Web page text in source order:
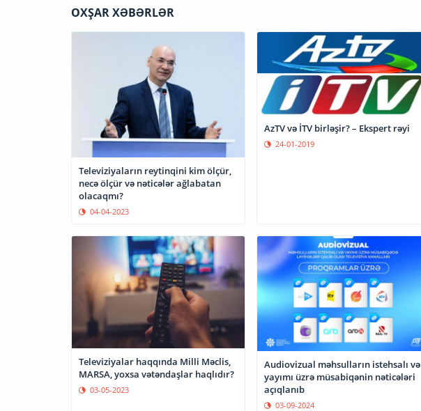
OXŞAR XƏBƏRLƏR
Televiziyaların reytinqini kim ölçür,
necə ölçür və nəticələr ağlabatan
olacaqmı?
04-04-2023
AzTV və İTV birləşir? – Ekspert rəyi
24-01-2019
Televiziyalar haqqında Milli Məclis,
MARSA, yoxsa vətəndaşlar haqlıdır?
03-05-2023
Audiovizual məhsulların istehsalı və
yayımı üzrə müsabiqənin nəticələri
açıqlanıb
03-09-2024